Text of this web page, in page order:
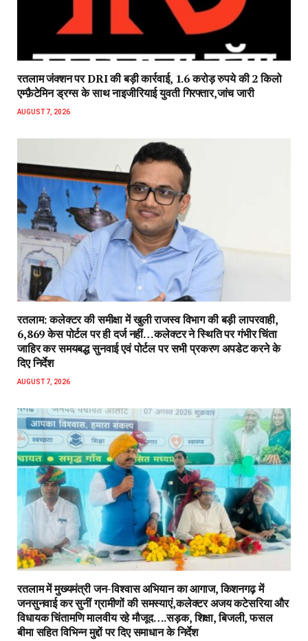
रतलाम जंक्शन पर DRI की बड़ी कार्रवाई, 1.6 करोड़ रुपये की 2 किलो
एम्फ़ैटेमिन ड्रग्स के साथ नाइजीरियाई युवती गिरफ्तार,जांच जारी
AUGUST 7, 2026
रतलाम: कलेक्टर की समीक्षा में खुली राजस्व विभाग की बड़ी लापरवाही,
6,869 केस पोर्टल पर ही दर्ज नहीं…कलेक्टर ने स्थिति पर गंभीर चिंता
जाहिर कर समयबद्ध सुनवाई एवं पोर्टल पर सभी प्रकरण अपडेट करने के
दिए निर्देश
AUGUST 7, 2026
रतलाम में मुख्यमंत्री जन-विश्वास अभियान का आगाज, किशनगढ़ में
जनसुनवाई कर सुनीं ग्रामीणों की समस्याएं,कलेक्टर अजय कटेसरिया और
विधायक चिंतामणि मालवीय रहे मौजूद….सड़क, शिक्षा, बिजली, फसल
बीमा सहित विभिन्न मुद्दों पर दिए समाधान के निर्देश